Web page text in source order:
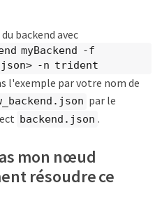
backend avec
myBackend -f
-n trident
l'exemple par votre nom de
par le
backend.json .
mon nœud
résoudre ce